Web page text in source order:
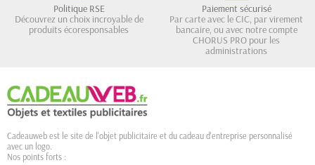
Politique RSE
Découvrez un choix incroyable de
produits écoresponsables
Paiement sécurisé
Par carte avec le CIC, par virement
bancaire, ou avec notre compte
CHORUS PRO pour les
administrations
Cadeauweb est le site de l'objet publicitaire et du cadeau d'entreprise personnalisé
avec un logo.
Nos points forts :